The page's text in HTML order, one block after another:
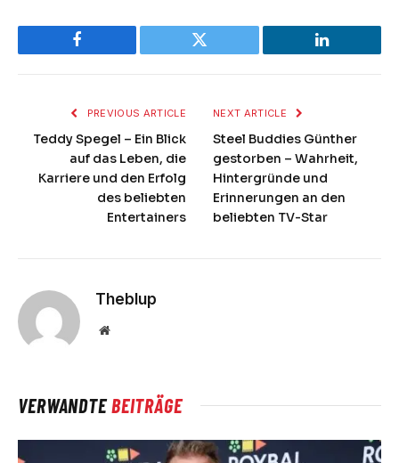
Facebook Twitter LinkedIn
PREVIOUS ARTICLE
Teddy Spegel – Ein Blick
auf das Leben, die
Karriere und den Erfolg
des beliebten
Entertainers
NEXT ARTICLE
Steel Buddies Günther
gestorben – Wahrheit,
Hintergründe und
Erinnerungen an den
beliebten TV-Star
Theblup
Website
VERWANDTEBEITRÄGE